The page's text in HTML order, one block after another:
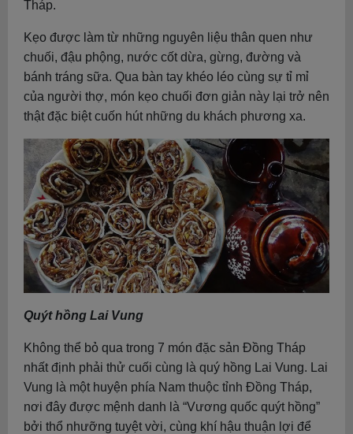
Tháp.
Kẹo được làm từ những nguyên liệu thân quen như
chuối, đậu phộng, nước cốt dừa, gừng, đường và
bánh tráng sữa. Qua bàn tay khéo léo cùng sự tỉ mỉ
của người thợ, món kẹo chuối đơn giản này lại trở nên
thật đặc biệt cuốn hút những du khách phương xa.
Quýt hồng Lai Vung
Không thể bỏ qua trong 7 món đặc sản Đồng Tháp
nhất định phải thử cuối cùng là quý hồng Lai Vung. Lai
Vung là một huyện phía Nam thuộc tỉnh Đồng Tháp,
nơi đây được mệnh danh là “Vương quốc quýt hồng”
bởi thổ nhưỡng tuyệt vời, cùng khí hậu thuận lợi để